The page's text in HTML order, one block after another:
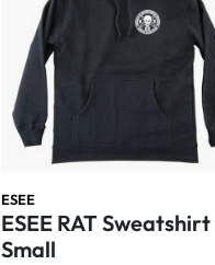
ESEE
ESEE RAT Sweatshirt
Small